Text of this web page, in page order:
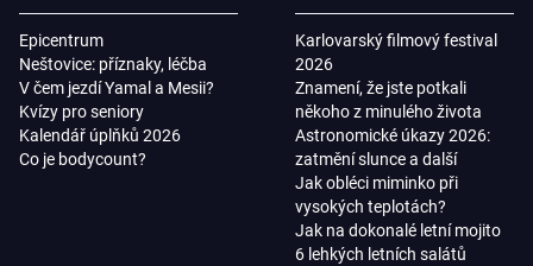
Epicentrum
Neštovice: příznaky, léčba
V čem jezdí Yamal a Mesii?
Kvízy pro seniory
Kalendář úplňků 2026
Co je bodycount?
Karlovarský filmový festival
2026
Znamení, že jste potkali
někoho z minulého života
Astronomické úkazy 2026:
zatmění slunce a další
Jak obléci miminko při
vysokých teplotách?
Jak na dokonalé letní mojito
6 lehkých letních salátů